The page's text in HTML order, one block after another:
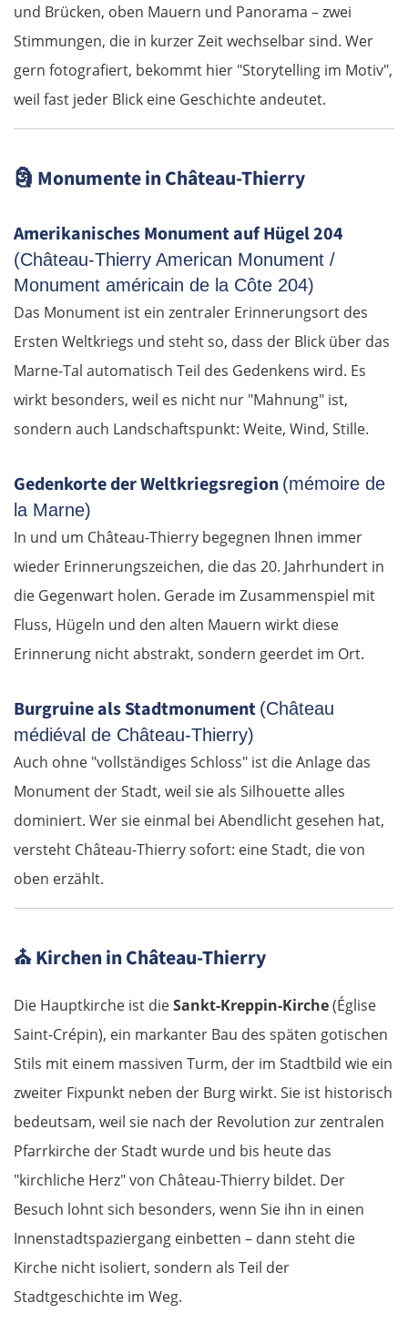
und Brücken, oben Mauern und Panorama – zwei
Stimmungen, die in kurzer Zeit wechselbar sind. Wer
gern fotografiert, bekommt hier "Storytelling im Motiv",
weil fast jeder Blick eine Geschichte andeutet.
🗿 Monumente in Château-Thierry
Amerikanisches Monument auf Hügel 204
(Château-Thierry American Monument /
Monument américain de la Côte 204)
Das Monument ist ein zentraler Erinnerungsort des
Ersten Weltkriegs und steht so, dass der Blick über das
Marne-Tal automatisch Teil des Gedenkens wird. Es
wirkt besonders, weil es nicht nur "Mahnung" ist,
sondern auch Landschaftspunkt: Weite, Wind, Stille.
Gedenkorte der Weltkriegsregion (mémoire de
la Marne)
In und um Château-Thierry begegnen Ihnen immer
wieder Erinnerungszeichen, die das 20. Jahrhundert in
die Gegenwart holen. Gerade im Zusammenspiel mit
Fluss, Hügeln und den alten Mauern wirkt diese
Erinnerung nicht abstrakt, sondern geerdet im Ort.
Burgruine als Stadtmonument (Château
médiéval de Château-Thierry)
Auch ohne "vollständiges Schloss" ist die Anlage das
Monument der Stadt, weil sie als Silhouette alles
dominiert. Wer sie einmal bei Abendlicht gesehen hat,
versteht Château-Thierry sofort: eine Stadt, die von
oben erzählt.
⛪Kirchen in Château-Thierry
Die Hauptkirche ist dieSankt-Kreppin-Kirche(Église
Saint-Crépin), ein markanter Bau des späten gotischen
Stils mit einem massiven Turm, der im Stadtbild wie ein
zweiter Fixpunkt neben der Burg wirkt. Sie ist historisch
bedeutsam, weil sie nach der Revolution zur zentralen
Pfarrkirche der Stadt wurde und bis heute das
"kirchliche Herz" von Château-Thierry bildet. Der
Besuch lohnt sich besonders, wenn Sie ihn in einen
Innenstadtspaziergang einbetten – dann steht die
Kirche nicht isoliert, sondern als Teil der
Stadtgeschichte im Weg.
Sibiu
Râmnicu Vâlcea
Pitești
Bukarest
Bulgarien Ost
Ruse
Schumen
Warna
Nessebar
Burgas
Elchowo
Chaskowo
Kardschali
Griechenland
Komotini
Xanthi
Asprovalta
Thessaloniki
Katerini
Elassona
Kalambaka
Meteora-Klöster
Karditsa
Lamia
Livanates